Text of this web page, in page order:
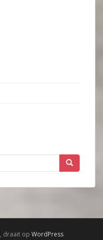
, draait op WordPress